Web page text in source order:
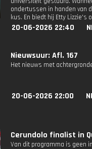
ondertussen in handen van
kus. En biedt hij Etty Lizzie's
20-06-2026 22:40
Nieuwsuur: Afl. 167
Het nieuws met
20-06-2026 22:00
Cerundolo finalist in
Van dit programma is geen